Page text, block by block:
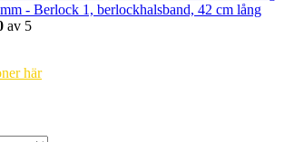
- Berlock 1, berlockhalsband, 42 cm lång
av 5
här